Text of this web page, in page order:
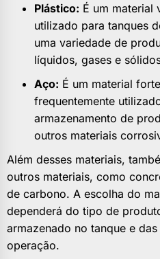
Plástico: É um material
utilizado para tanques
uma variedade de
líquidos, gases e
Aço: É um material
frequentemente
armazenamento de
outros materiais
Além desses materiais,
outros materiais, como
de carbono. A escolha do
dependerá do tipo de
armazenado no tanque e
operação.